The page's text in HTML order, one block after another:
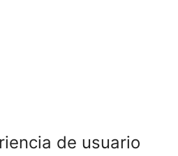
de usuario